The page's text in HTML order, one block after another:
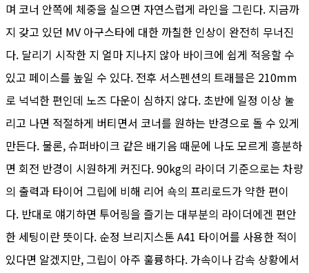
며 코너 안쪽에 체중을 실으면 자연스럽게 라인을 그린다. 지금까
지 갖고 있던 MV 아구스타에 대한 까칠한 인상이 완전히 무너진
다. 달리기 시작한 지 얼마 지나지 않아 바이크에 쉽게 적응할 수
있고 페이스를 높일 수 있다. 전후 서스펜션의 트래블은 210mm
로 넉넉한 편인데 노즈 다운이 심하지 않다. 초반에 일정 이상 눌
리고 나면 적절하게 버티면서 코너를 원하는 반경으로 돌 수 있게
만든다. 물론, 슈퍼바이크 같은 배기음 때문에 나도 모르게 흥분하
면 회전 반경이 시원하게 커진다. 90kg의 라이더 기준으로는 차량
의 출력과 타이어 그립에 비해 리어 쇽의 프리로드가 약한 편이
다. 반대로 얘기하면 투어링을 즐기는 대부분의 라이더에겐 편안
한 세팅이란 뜻이다. 순정 브리지스톤 A41 타이어를 사용한 적이
있다면 알겠지만, 그립이 아주 훌륭하다. 가속이나 감속 상황에서